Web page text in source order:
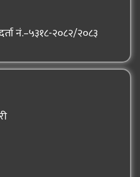
नं.–५३१८-२०८२/२०८३